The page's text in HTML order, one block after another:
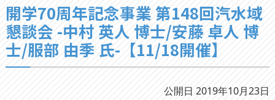
開学70周年記念事業 第148回汽水域
懇談会 -中村 英人 博士/安藤 卓人 博
士/服部 由季 氏-【11/18開催】
公開日 2019年10月23日